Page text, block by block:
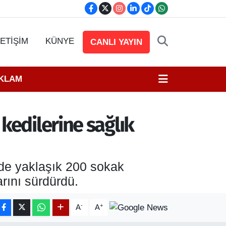
KÜNYE CANLI YAYIN
sağlık
yaklaşık 200 sokak
sürdürdü.
A- A+